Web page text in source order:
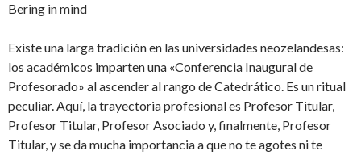
Bering in mind
Existe una larga tradición en las universidades neozelandesas:
los académicos imparten una «Conferencia Inaugural de
Profesorado» al ascender al rango de Catedrático. Es un ritual
peculiar. Aquí, la trayectoria profesional es Profesor Titular,
Profesor Titular, Profesor Asociado y, finalmente, Profesor
Titular, y se da mucha importancia a que no te agotes ni te